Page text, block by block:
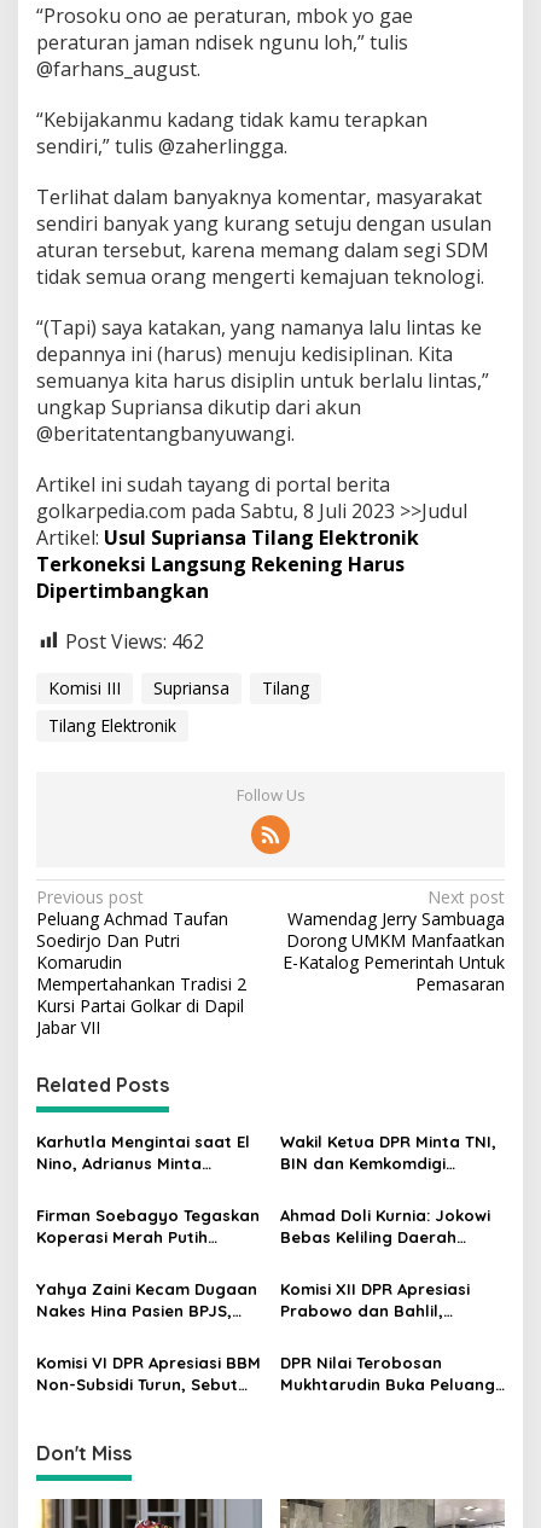
i
n
D
t
l
a
k
a
g
a
n
e
t
“Prosoku ono ae peraturan, mbok yo gae
peraturan jaman ndisek ngunu loh,” tulis
@farhans_august.
“Kebijakanmu kadang tidak kamu terapkan
sendiri,” tulis @zaherlingga.
Terlihat dalam banyaknya komentar, masyarakat
sendiri banyak yang kurang setuju dengan usulan
aturan tersebut, karena memang dalam segi SDM
tidak semua orang mengerti kemajuan teknologi.
“(Tapi) saya katakan, yang namanya lalu lintas ke
depannya ini (harus) menuju kedisiplinan. Kita
semuanya kita harus disiplin untuk berlalu lintas,”
ungkap Supriansa dikutip dari akun
@beritatentangbanyuwangi.
Artikel ini sudah tayang di portal berita
golkarpedia.com pada Sabtu, 8 Juli 2023 >>Judul
Artikel: Usul Supriansa Tilang Elektronik
Terkoneksi Langsung Rekening Harus
Dipertimbangkan
Post Views: 462
Komisi III Supriansa
Tilang
Tilang Elektronik
Follow Us
P
o
s
t
n
a
v
i
g
a
t
i
o
Previous post
Peluang Achmad Taufan
Soedirjo Dan Putri
Komarudin
Mempertahankan Tradisi 2
Kursi Partai Golkar di Dapil
Jabar VII
Next post
Wamendag Jerry Sambuaga
Dorong UMKM Manfaatkan
E-Katalog Pemerintah Untuk
Pemasaran
Related Posts
Karhutla Mengintai saat El
Nino, Adrianus Minta
Bergerak Lebih Serius
Wakil Ketua DPR Minta TNI,
BIN dan Kemkomdigi
Tangkal Disinformasi
Firman Soebagyo Tegaskan
Koperasi Merah Putih
Distributor Pupuk
Bersubsidi
Ahmad Doli Kurnia: Jokowi
Bebas Keliling Daerah
Berjalan Sepanjang Waktu
Yahya Zaini Kecam Dugaan
Nakes Hina Pasien BPJS,
Rumah Sakit
Komisi XII DPR Apresiasi
Prabowo dan Bahlil,
Non-Subsidi Dinilai Tepat
Komisi VI DPR Apresiasi BBM
Non-Subsidi Turun, Sebut
DPR Nilai Terobosan
Mukhtarudin Buka Peluang
Don't Miss